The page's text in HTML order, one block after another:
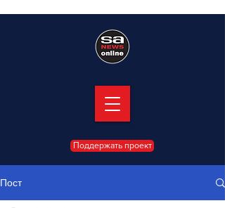
Поддержать проект
Пост